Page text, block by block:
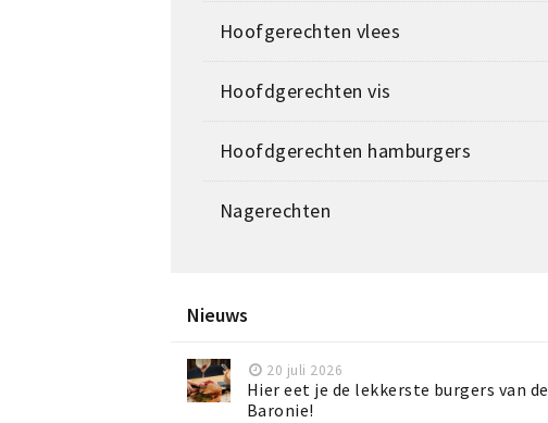
Hoofgerechten vlees
Hoofdgerechten vis
Hoofdgerechten hamburgers
Nagerechten
Nieuws
20 juli 2026
Hier eet je de lekkerste burgers van de
Baronie!